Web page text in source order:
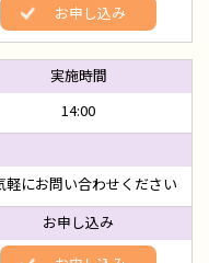
お申し込み
14:00
にお問い合わせください